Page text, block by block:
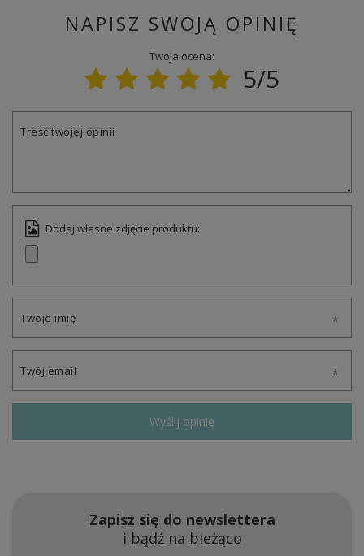
NAPISZ SWOJĄ OPINIĘ
Twoja ocena:
5/5
Treść twojej opinii
Dodaj własne zdjęcie produktu:
Twoje imię
Twój email
Wyślij opinię
Zapisz się do newslettera
i bądź na bieżąco